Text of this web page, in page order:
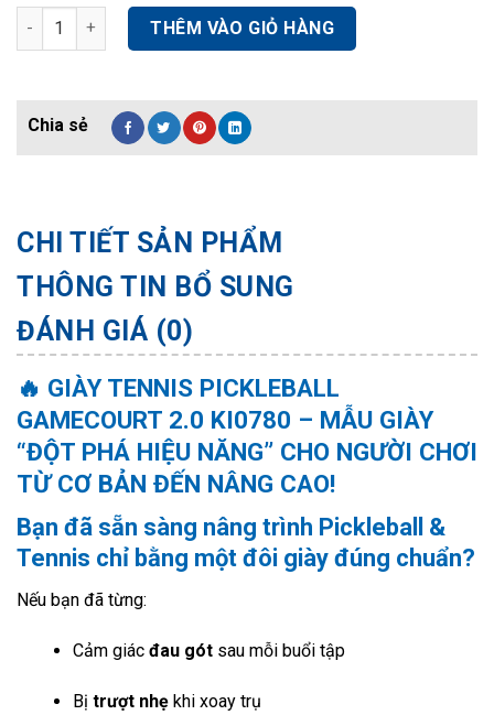
GIÀY TENNIS PICKLEBALL GAMECOURT 2.0 KI0780 số lượng
THÊM VÀO GIỎ HÀNG
CHI TIẾT SẢN PHẨM
THÔNG TIN BỔ SUNG
ĐÁNH GIÁ (0)
🔥 GIÀY TENNIS PICKLEBALL
GAMECOURT 2.0 KI0780 – MẪU GIÀY
“ĐỘT PHÁ HIỆU NĂNG” CHO NGƯỜI CHƠI
TỪ CƠ BẢN ĐẾN NÂNG CAO!
Bạn đã sẵn sàng nâng trình Pickleball &
Tennis chỉ bằng một đôi giày đúng chuẩn?
Nếu bạn đã từng:
Cảm giác đau gótsau mỗi buổi tập
Bị trượt nhẹkhi xoay trụ